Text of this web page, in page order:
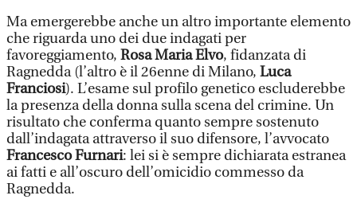
Ma emergerebbe anche un altro importante elemento
che riguarda uno dei due indagati per
favoreggiamento, Rosa Maria Elvo, fidanzata di
Ragnedda (l’altro è il 26enne di Milano, Luca
Franciosi). L’esame sul profilo genetico escluderebbe
la presenza della donna sulla scena del crimine. Un
risultato che conferma quanto sempre sostenuto
dall’indagata attraverso il suo difensore, l’avvocato
Francesco Furnari: lei si è sempre dichiarata estranea
ai fatti e all’oscuro dell’omicidio commesso da
Ragnedda.